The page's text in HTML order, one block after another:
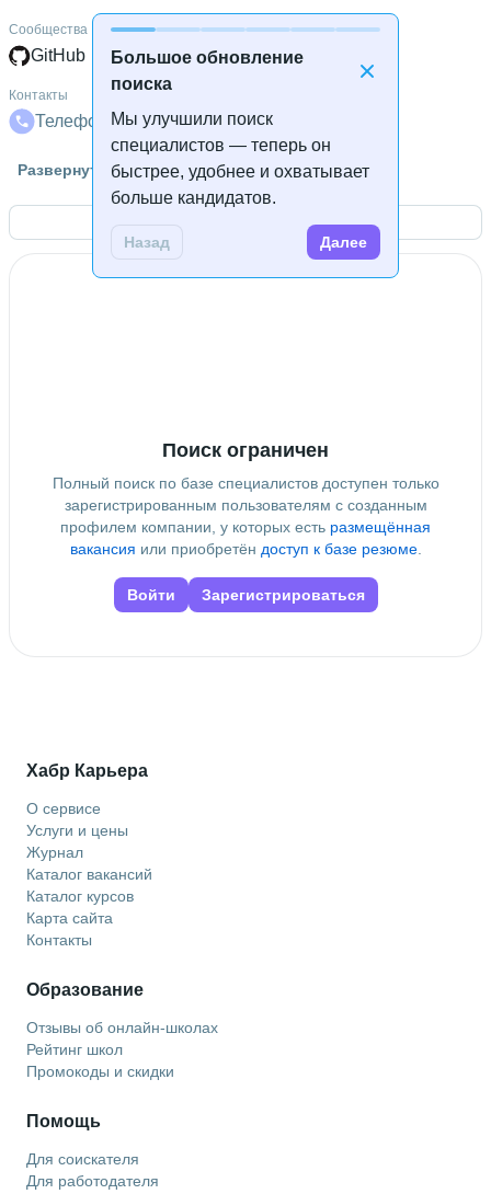
Большое обновление
поиска
Мы улучшили поиск
специалистов — теперь он
быстрее, удобнее и охватывает
больше кандидатов.
Назад Далее
Сообщества
GitHub
Контакты
Телефон Телеграм Почта
Русский родной язык Английский А2
Развернуть
Открыть контакты
Поиск ограничен
Полный поиск по базе специалистов доступен только
зарегистрированным пользователям с созданным
профилем компании, у которых есть размещённая
вакансия или приобретён доступ к базе резюме.
Войти Зарегистрироваться
Хабр Карьера
О сервисе
Услуги и цены
Журнал
Каталог вакансий
Каталог курсов
Карта сайта
Контакты
Образование
Отзывы об онлайн-школах
Рейтинг школ
Промокоды и скидки
Помощь
Для соискателя
Для работодателя